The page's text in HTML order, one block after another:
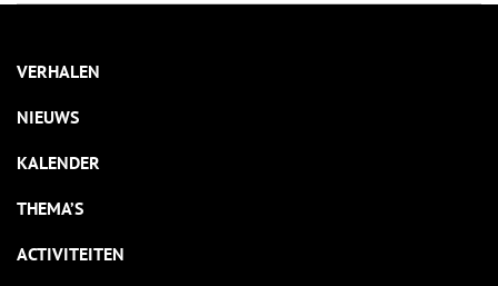
VERHALEN
NIEUWS
KALENDER
THEMA’S
ACTIVITEITEN